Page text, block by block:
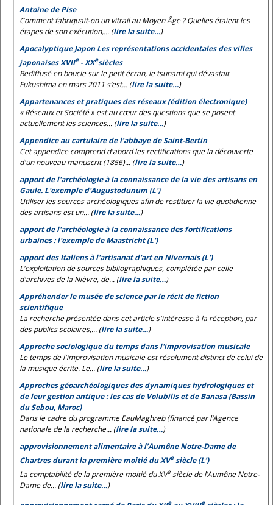
Antoine de Pise
Comment fabriquait-on un vitrail au Moyen Âge ? Quelles étaient les
étapes de son exécution,... (lire la suite…)
Apocalyptique Japon Les représentations occidentales des villes
japonaises XVIIe- XXesiècles
Rediffusé en boucle sur le petit écran, le tsunami qui dévastait
Fukushima en mars 2011 s’est... (lire la suite…)
Appartenances et pratiques des réseaux (édition électronique)
« Réseaux et Société » est au cœur des questions que se posent
actuellement les sciences... (lire la suite…)
Appendice au cartulaire de l’abbaye de Saint-Bertin
Cet appendice comprend d'abord les rectifications que la découverte
d'un nouveau manuscrit (1856)... (lire la suite…)
apport de l'archéologie à la connaissance de la vie des artisans en
Gaule. L'exemple d'Augustodunum (L')
Utiliser les sources archéologiques afin de restituer la vie quotidienne
des artisans est un... (lire la suite…)
apport de l'archéologie à la connaissance des fortifications
urbaines : l'exemple de Maastricht (L')
apport des Italiens à l'artisanat d'art en Nivernais (L')
L'exploitation de sources bibliographiques, complétée par celle
d'archives de la Nièvre, de... (lire la suite…)
Appréhender le musée de science par le récit de fiction
scientifique
La recherche présentée dans cet article s'intéresse à la réception, par
des publics scolaires,... (lire la suite…)
Approche sociologique du temps dans l'improvisation musicale
Le temps de l'improvisation musicale est résolument distinct de celui de
la musique écrite. Le... (lire la suite…)
Approches géoarchéologiques des dynamiques hydrologiques et
de leur gestion antique : les cas de Volubilis et de Banasa (Bassin
du Sebou, Maroc)
Dans le cadre du programme EauMaghreb (financé par l’Agence
nationale de la recherche... (lire la suite…)
approvisionnement alimentaire à l’Aumône Notre-Dame de
Chartres durant la première moitié du XVesiècle (L’)
La comptabilité de la première moitié du XVe siècle de l’Aumône Notre-
Dame de... (lire la suite…)
e e